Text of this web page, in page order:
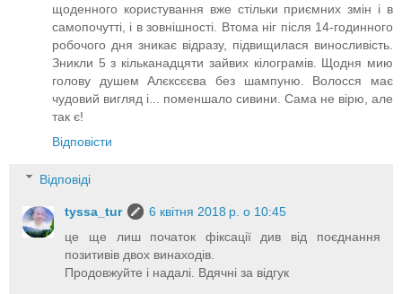
щоденного користування вже стільки приємних змін і в
самопочутті, і в зовнішності. Втома ніг після 14-годинного
робочого дня зникає відразу, підвищилася виносливість.
Зникли 5 з кільканадцяти зайвих кілограмів. Щодня мию
голову душем Алєксєєва без шампуню. Волосся має
чудовий вигляд і... поменшало сивини. Сама не вірю, але
так є!
Відповісти
Відповіді
tyssa_tur
6 квітня 2018 р. о 10:45
це ще лиш початок фіксації див від поєднання
позитивів двох винаходів.
Продовжуйте і надалі. Вдячні за відгук